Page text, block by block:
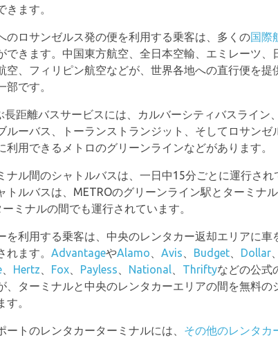
きます。
のロサンゼルス発の便を利用する乗客は、多くの国際
できます。中国東方航空、全日本空輸、エミレーツ、
空、フィリピン航空などが、世界各地への直行便を提
部です。
長距離バスサービスには、カルバーシティバスライン
ルーバス、トーランストランジット、そしてロサンゼ
利用できるメトロのグリーンラインなどがあります。
ナル間のシャトルバスは、一日中15分ごとに運行され
トルバスは、METROのグリーンライン駅とターミナ
ミナルの間でも運行されています。
を利用する乗客は、中央のレンタカー返却エリアに車
れます。 AdvantageやAlamo Avis Budget Dollar
Hertz Fox Payless National Thriftyなどの公式
、ターミナルと中央のレンタカーエリアの間を無料の
す。
ートのレンタカーターミナルには、 その他のレンタカ